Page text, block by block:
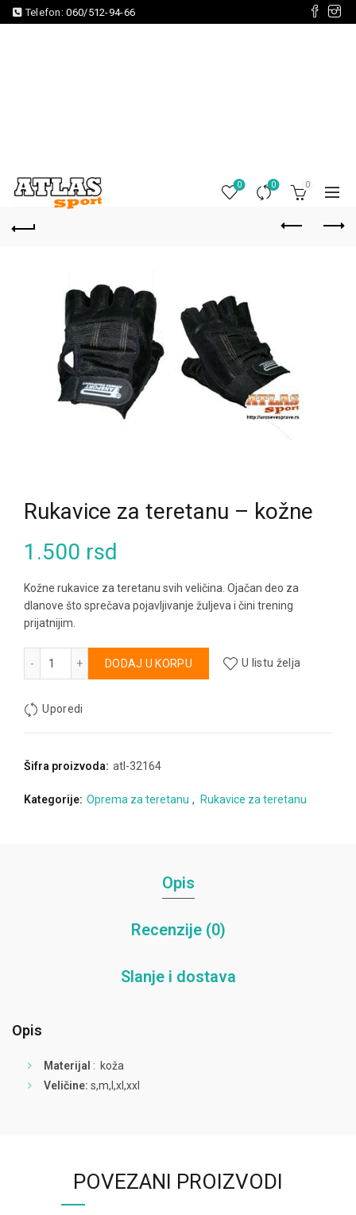
Telefon:060/512-94-66
0 0 0
Rukavice za teretanu – kožne
1.500 rsd
Kožne rukavice za teretanu svih veličina. Ojačan deo za
dlanove što sprečava pojavljivanje žuljeva i čini trening
prijatnijim.
Rukavice za teretanu - kožne količina
DODAJ U KORPU
Alternative:
U listu želja
Uporedi
Šifra proizvoda: atl-32164
Kategorije: Oprema za teretanu , Rukavice za teretanu
Opis
Recenzije (0)
Slanje i dostava
Opis
Materijal : koža
Veličine: s,m,l,xl,xxl
POVEZANI PROIZVODI